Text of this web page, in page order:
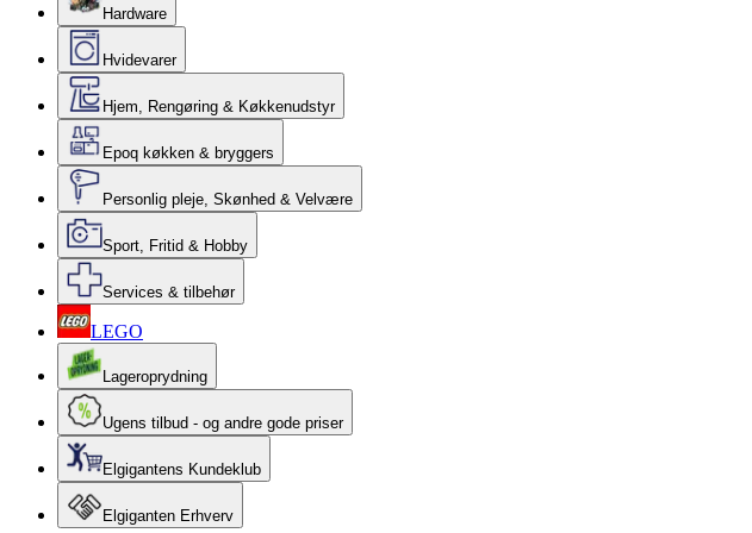
Hardware
Hvidevarer
Hjem, Rengøring & Køkkenudstyr
Epoq køkken & bryggers
Personlig pleje, Skønhed & Velvære
Sport, Fritid & Hobby
Services & tilbehør
LEGO
Lageroprydning
Ugens tilbud - og andre gode priser
Elgigantens Kundeklub
Elgiganten Erhverv